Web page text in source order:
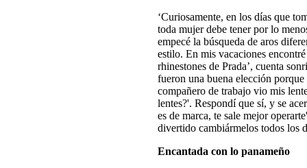
‘Curiosamente, en los días que
toda mujer debe tener por lo
empecé la búsqueda de aros
estilo. En mis vacaciones
rhinestones de Prada’, cuenta
fueron una buena elección
compañero de trabajo vio mis
lentes?'. Respondí que sí, y se
es de marca, te sale mejor
divertido cambiármelos todos los
Encantada con lo panameño